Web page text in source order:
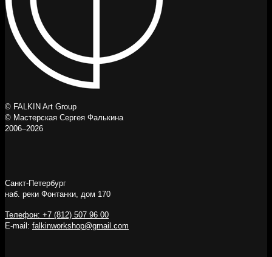
© FALKIN Art Group
© Мастерская Сергея Фалькина
2006–2026
Санкт-Петербург
наб. реки Фонтанки, дом 170
Телефон: +7 (812) 507 96 00
E-mail: falkinworkshop@gmail.com